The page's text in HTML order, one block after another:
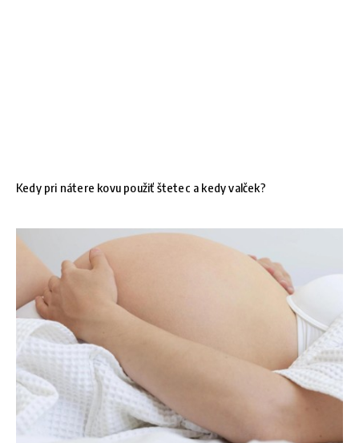
Kedy pri nátere kovu použiť štetec a kedy valček?